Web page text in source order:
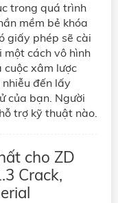
trong quá trình
mềm bẻ khóa
giấy phép sẽ cài
cách vô hình
xâm lược
đến lấy
của bạn. Người
trợ kỹ thuật nào.
cho ZD
Crack,